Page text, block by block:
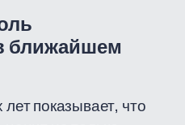
ближайшем
показывает, что